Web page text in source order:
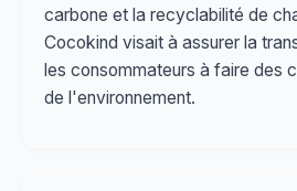
carbone et la recyclabilité de
Cocokind visait à assurer la
les consommateurs à faire des
de l'environnement.